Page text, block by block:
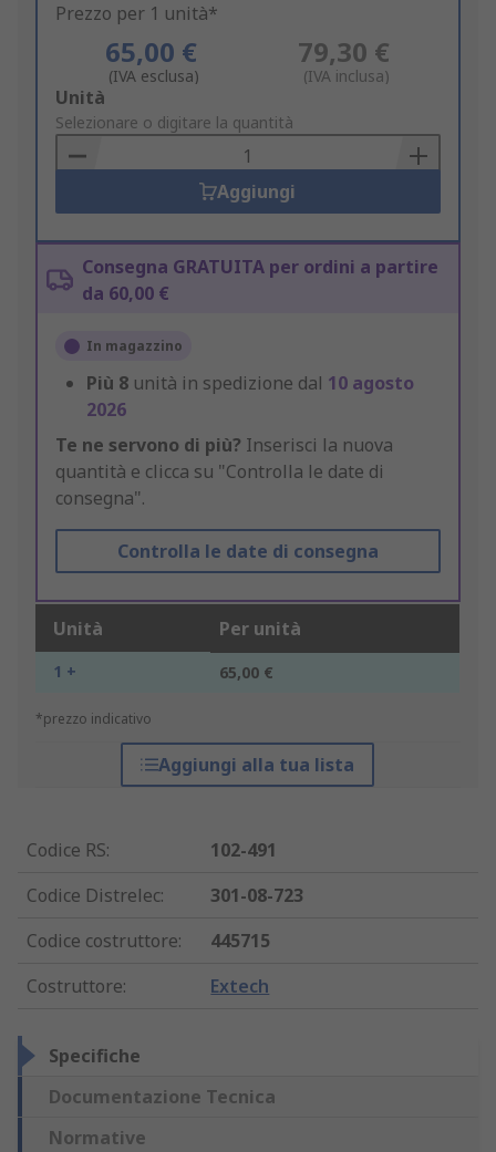
Prezzo per 1 unità*
65,00 €
(IVA esclusa)
79,30 €
(IVA inclusa)
Add
to
Basket
Unità
Selezionare o digitare la quantità
Aggiungi
Consegna GRATUITA per ordini a partire
da 60,00 €
In magazzino
Più 8 unità in spedizione dal 10 agosto
2026
Te ne servono di più? Inserisci la nuova
quantità e clicca su "Controlla le date di
consegna".
Controlla le date di consegna
Unità Per unità
1 + 65,00 €
*prezzo indicativo
Aggiungi alla tua lista
Codice RS:
102-491
Codice Distrelec:
301-08-723
Codice costruttore:
445715
Costruttore: Extech
Specifiche
Documentazione Tecnica
Normative